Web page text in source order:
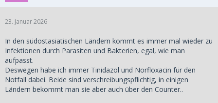
23. Januar 2026
In den südostasiatischen Ländern kommt es immer mal wieder zu
Infektionen durch Parasiten und Bakterien, egal, wie man
aufpasst.
Deswegen habe ich immer Tinidazol und Norfloxacin für den
Notfall dabei. Beide sind verschreibungspflichtig, in einigen
Ländern bekommt man sie aber auch über den Counter..